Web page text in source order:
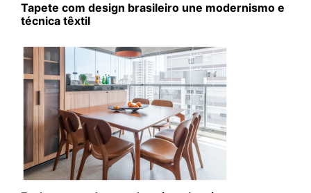
Tapete com design brasileiro une modernismo e
técnica têxtil